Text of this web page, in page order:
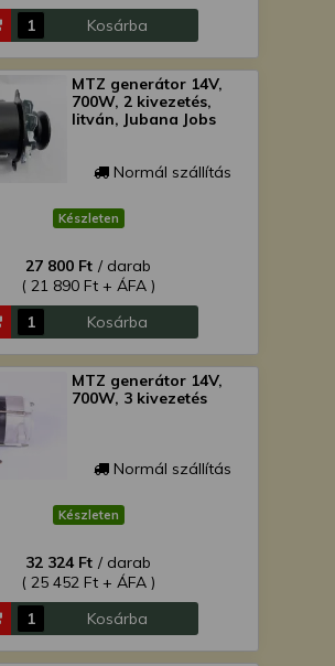
Kosárba
MTZ generátor 14V,
700W, 2 kivezetés,
litván, Jubana Jobs
Normál szállítás
Készleten
27 800 Ft / darab
( 21 890 Ft + ÁFA )
Kosárba
MTZ generátor 14V,
700W, 3 kivezetés
Normál szállítás
Készleten
32 324 Ft / darab
( 25 452 Ft + ÁFA )
Kosárba